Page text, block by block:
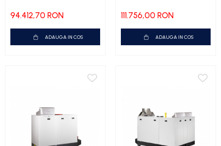
94.412,70 RON
ADAUGA IN COS
111.756,00 RON
ADAUGA IN COS